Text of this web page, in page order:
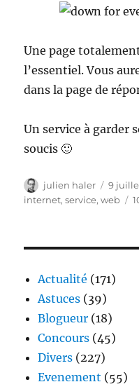
Une page
l’essentiel. Vous
dans la page de
Un service à garder
soucis 🙂
Auteur
julien haler
Publié
le
9
internet,service,web
Actualité (171)
Astuces (39)
Blogueur (18)
Concours (45)
Divers (227)
Evenement (55)